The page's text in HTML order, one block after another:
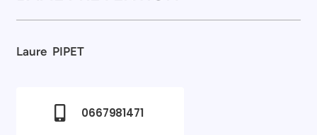
Laure PIPET
0667981471